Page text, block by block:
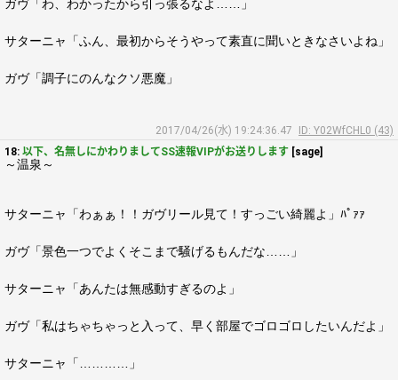
ガヴ「わ、わかったから引っ張るなよ……」
サターニャ「ふん、最初からそうやって素直に聞いときなさいよね」
ガヴ「調子にのんなクソ悪魔」
2017/04/26(水) 19:24:36.47
ID: Y02WfCHL0 (43)
18: 以下、名無しにかわりましてSS速報VIPがお送りします [sage]
～温泉～
サターニャ「わぁぁ！！ガヴリール見て！すっごい綺麗よ」ﾊﾟｧｧ
ガヴ「景色一つでよくそこまで騒げるもんだな……」
サターニャ「あんたは無感動すぎるのよ」
ガヴ「私はちゃちゃっと入って、早く部屋でゴロゴロしたいんだよ」
サターニャ「…………」